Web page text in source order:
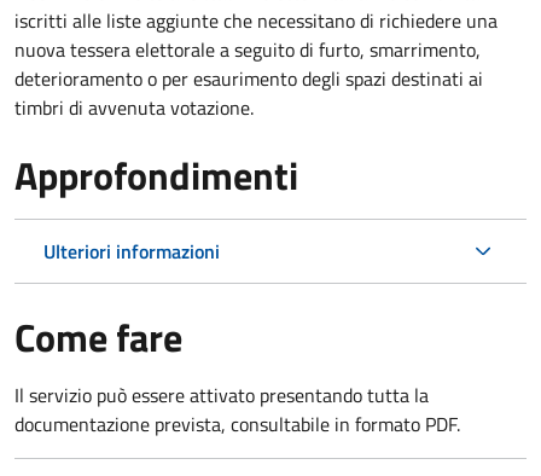
iscritti alle liste aggiunte che necessitano di richiedere una
nuova tessera elettorale a seguito di furto, smarrimento,
deterioramento o per esaurimento degli spazi destinati ai
timbri di avvenuta votazione.
Approfondimenti
Ulteriori informazioni
Come fare
Il servizio può essere attivato presentando tutta la
documentazione prevista, consultabile in formato PDF.